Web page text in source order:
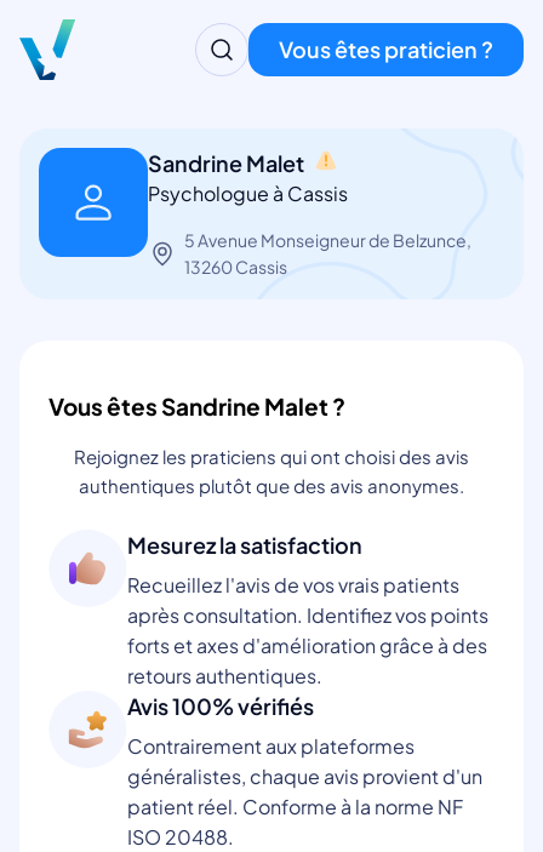
Vous êtes praticien ?
Sandrine Malet
Psychologue à Cassis
5 Avenue Monseigneur de Belzunce,
13260 Cassis
Vous êtes Sandrine Malet ?
Rejoignez les praticiens qui ont choisi des avis
authentiques plutôt que des avis anonymes.
Mesurez la satisfaction
Recueillez l'avis de vos vrais patients
après consultation. Identifiez vos points
forts et axes d'amélioration grâce à des
retours authentiques.
Avis 100% vérifiés
Contrairement aux plateformes
généralistes, chaque avis provient d'un
patient réel. Conforme à la norme NF
ISO 20488.